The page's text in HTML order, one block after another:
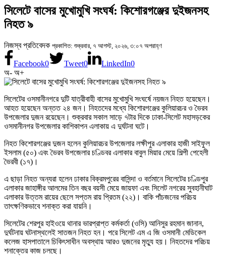
সিলেটে বাসের মুখোমুখি সংঘর্ষ: কিশোরগঞ্জের দুইজনসহ
নিহত ৯
নিজস্ব প্রতিবেদক প্রকাশিত: শুক্রবার, ৭ আগস্ট, ২০২৬, ৩:০৭ অপরাহ্ণ
Facebook0 Tweet0 LinkedIn0
অ- অ+
সিলেটের ওসমানীনগরে দুটি যাত্রীবাহী বাসের মুখোমুখি সংঘর্ষে নয়জন নিহত হয়েছেন।
আহত হয়েছেন অন্তত ২৪ জন। নিহতদের মধ্যে কিশোরগঞ্জের কুলিয়ারচর ও ভৈরব
উপজেলার দুজন রয়েছেন। শুক্রবার সকাল সাড়ে ৭টার দিকে ঢাকা-সিলেট মহাসড়কের
ওসমানীনগর উপজেলার কাশিকাপন এলাকায় এ দুর্ঘটনা ঘটে।
নিহত কিশোরগঞ্জের দুজন হলেন কুলিয়ারচর উপজেলার লক্ষীপুর এলাকার হাজী সাইফুল
ইসলাম (৫০) এবং ভৈরব উপজেলার চণ্ডিবর এলাকার বাবুল মিয়ার মেয়ে শিল্পী পেহেলী
ভৈরবী (১৭)।
এ ছাড়া নিহত অন্যরা হলেন ঢাকার বিক্রমপুরের বাসিন্দা ও বর্তমানে সিলেটের চণ্ডিপুর
এলাকার জাহাঙ্গীর আলমের তিন বছর বয়সী মেয়ে জায়ফা এবং সিলেট নগরের সুবহানীঘাট
এলাকার উত্তম রায়ের ছেলে সপ্তম রায় প্রিতম (২২)। বাকি পাঁচজনের পরিচয়
তাৎক্ষণিকভাবে শনাক্ত করা যায়নি।
সিলেটের শেরপুর হাইওয়ে থানার ভারপ্রাপ্ত কর্মকর্তা (ওসি) আনিসুর রহমান জানান,
দুর্ঘটনায় ঘটনাস্থলেই সাতজন নিহত হন। পরে সিলেট এম এ জি ওসমানী মেডিকেল
কলেজ হাসপাতালে চিকিৎসাধীন অবস্থায় আরও দুজনের মৃত্যু হয়। নিহতদের পরিচয়
শনাক্তের কাজ চলছে।